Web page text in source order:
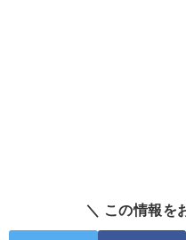
＼ この情報を